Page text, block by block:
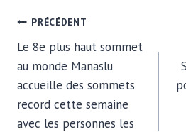
NAVIGATION
DE
L’ARTICLE
PRÉCÉDENT
Le 8e plus haut sommet
au monde Manaslu
accueille des sommets
record cette semaine
avec les personnes les